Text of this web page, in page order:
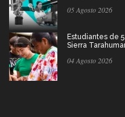
05 Agosto 2026
Estudiantes de
Sierra
04 Agosto 2026